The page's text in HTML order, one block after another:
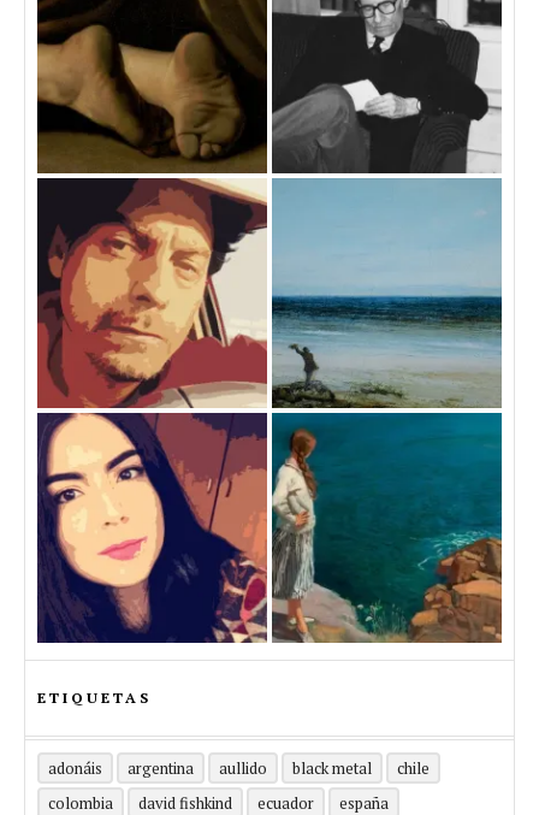
ETIQUETAS
adonáis argentina aullido black metal
chile
colombia
david fishkind ecuador
españa